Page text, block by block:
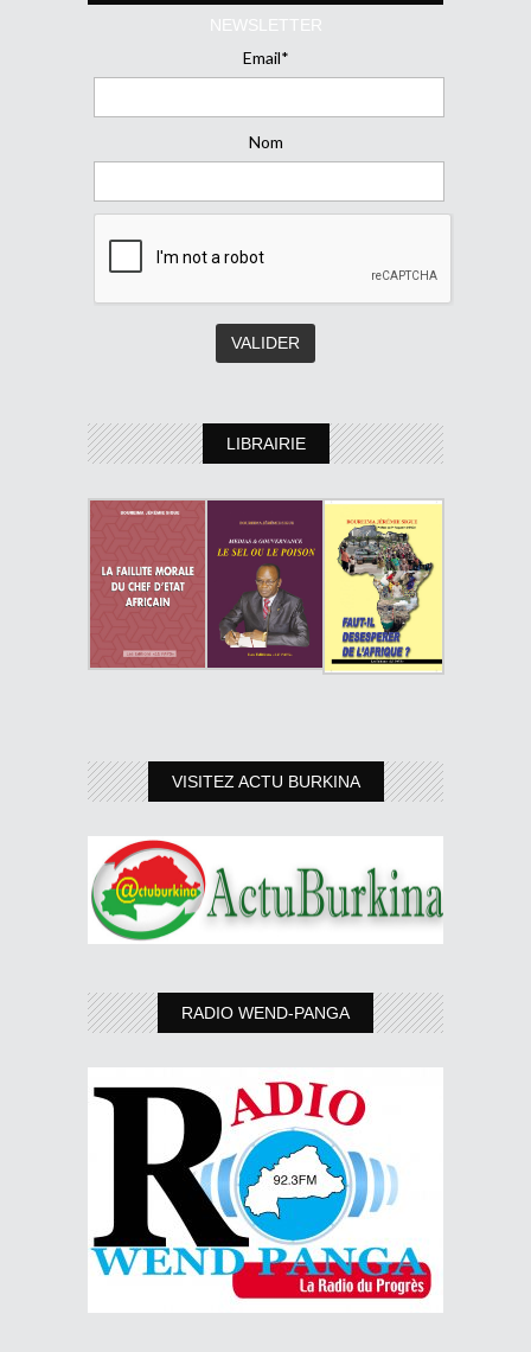
NEWSLETTER
Email*
Nom
LIBRAIRIE
VISITEZ ACTU BURKINA
RADIO WEND-PANGA